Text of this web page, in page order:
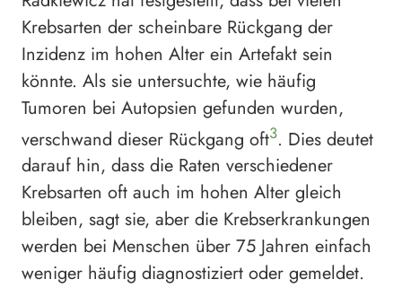
Krebsarten der scheinbare Rückgang der
Inzidenz im hohen Alter ein Artefakt sein
könnte. Als sie untersuchte, wie häufig
Tumoren bei Autopsien gefunden wurden,
verschwand dieser Rückgang oft3. Dies deutet
darauf hin, dass die Raten verschiedener
Krebsarten oft auch im hohen Alter gleich
bleiben, sagt sie, aber die Krebserkrankungen
werden bei Menschen über 75 Jahren einfach
weniger häufig diagnostiziert oder gemeldet.